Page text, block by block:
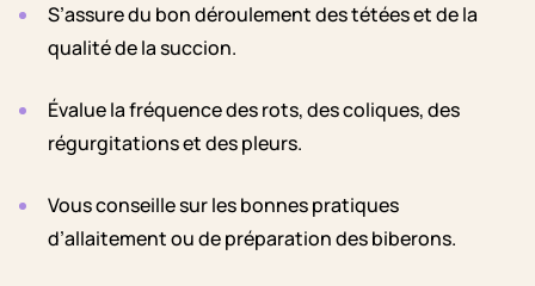
S’assure du bon déroulement des tétées et de la
qualité de la succion.
Évalue la fréquence des rots, des coliques, des
régurgitations et des pleurs.
Vous conseille sur les bonnes pratiques
d’allaitement ou de préparation des biberons.